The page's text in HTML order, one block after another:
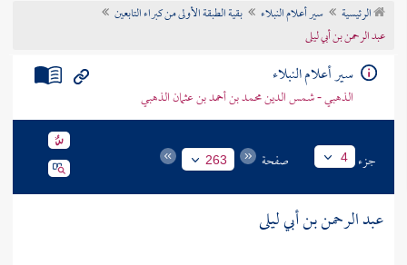
تراجم الأعلام
الرئيسية سير أعلام النبلاء
بقية الطبقة الأولى من كبراء التابعين
عبد الرحمن بن أبي ليلى
سير أعلام النبلاء
الذهبي - شمس الدين محمد بن أحمد بن عثمان الذهبي
جزء 4 صفحة 263
عبد الرحمن بن أبي ليلى